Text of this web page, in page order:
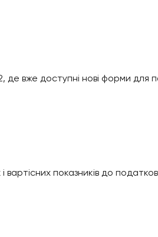
де вже доступні нові форми для
показників до